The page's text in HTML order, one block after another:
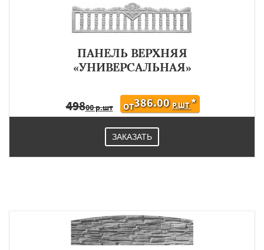
ПАНЕЛЬ ВЕРХНЯЯ
«УНИВЕРСАЛЬНАЯ»
49800 р.шт ОТ386.00 Р.ШТ*
ЗАКАЗАТЬ